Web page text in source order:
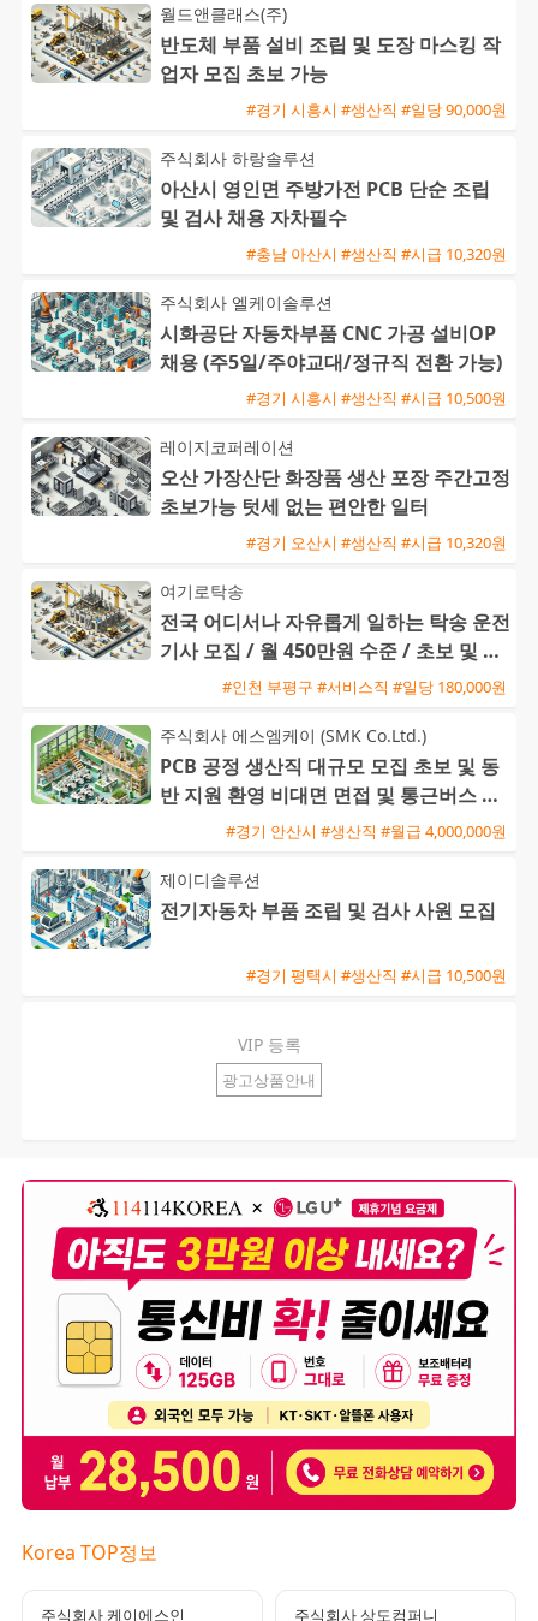
월드앤클래스(주)
반도체 부품 설비 조립 및 도장 마스킹 작
업자 모집 초보 가능
#경기 시흥시 #생산직 #일당 90,000원
주식회사 하랑솔루션
아산시 영인면 주방가전 PCB 단순 조립
및 검사 채용 자차필수
#충남 아산시 #생산직 #시급 10,320원
주식회사 엘케이솔루션
시화공단 자동차부품 CNC 가공 설비OP
채용 (주5일/주야교대/정규직 전환 가능)
#경기 시흥시 #생산직 #시급 10,500원
레이지코퍼레이션
오산 가장산단 화장품 생산 포장 주간고정
초보가능 텃세 없는 편안한 일터
#경기 오산시 #생산직 #시급 10,320원
여기로탁송
전국 어디서나 자유롭게 일하는 탁송 운전
기사 모집 / 월 450만원 수준 / 초보 및 외
국인 환영#인천 부평구 #서비스직 #일당 180,000원
주식회사 에스엠케이 (SMK Co.Ltd.)
PCB 공정 생산직 대규모 모집 초보 및 동
반 지원 환영 비대면 면접 및 통근버스 운
#경기 안산시 #생산직 #월급 4,000,000원
제이디솔루션
전기자동차 부품 조립 및 검사 사원 모집
#경기 평택시 #생산직 #시급 10,500원
VIP 등록
광고상품안내
Korea TOP정보
주식회사 케이에스인 주식회사 상도컴퍼니